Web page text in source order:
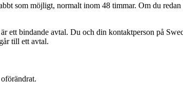
som möjligt, normalt inom 48 timmar. Om du
ett bindande avtal. Du och din kontaktperson på
till ett avtal.